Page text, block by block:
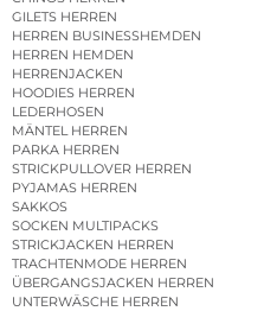
GILETS HERREN
HERREN BUSINESSHEMDEN
HERREN HEMDEN
HERRENJACKEN
HOODIES HERREN
LEDERHOSEN
MÄNTEL HERREN
PARKA HERREN
STRICKPULLOVER HERREN
PYJAMAS HERREN
SAKKOS
SOCKEN MULTIPACKS
STRICKJACKEN HERREN
TRACHTENMODE HERREN
ÜBERGANGSJACKEN HERREN
UNTERWÄSCHE HERREN